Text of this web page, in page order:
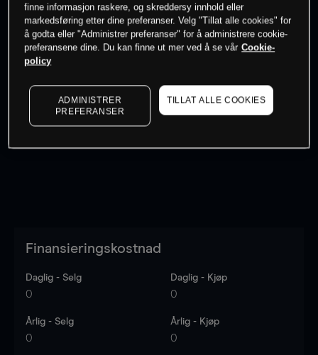
Søk om konto
Log in
Finansieringskostnad
Daglig - Selg
0
Daglig - Kjøp
0
Årlig - Selg
0
Årlig - Kjøp
0
finne informasjon raskere, og skreddersy innhold eller
markedsføring etter dine preferanser. Velg "Tillat alle cookies" for
å godta eller "Administrer preferanser" for å administrere cookie-
preferansene dine. Du kan finne ut mer ved å se vår Cookie-
policy
ADMINISTRER
PREFERANSER
TILLAT ALLE COOKIES